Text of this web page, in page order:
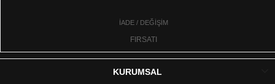
İADE / DEĞİŞİM
FIRSATI
KURUMSAL